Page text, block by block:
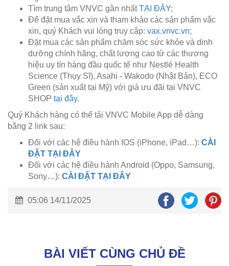
Tìm trung tâm VNVC gần nhấtTẠI ĐÂY;
Để đặt mua vắc xin và tham khảo các sản phẩm vắc
xin, quý Khách vui lòng truy cập: vax.vnvc.vn;
Đặt mua các sản phẩm chăm sóc sức khỏe và dinh
dưỡng chính hãng, chất lượng cao từ các thương
hiệu uy tín hàng đầu quốc tế như Nestlé Health
Science (Thụy Sĩ), Asahi - Wakodo (Nhật Bản), ECO
Green (sản xuất tại Mỹ) với giá ưu đãi tại VNVC
SHOP tại đây.
Quý Khách hàng có thể tải VNVC Mobile App dễ dàng
bằng 2 link sau:
Đối với các hệ điều hành IOS (iPhone, iPad…): CÀI
ĐẶT TẠI ĐÂY
Đối với các hệ điều hành Android (Oppo, Samsung,
Sony…): CÀI ĐẶT TẠI ĐÂY
05:06 14/11/2025
BÀI VIẾT CÙNG CHỦ ĐỀ